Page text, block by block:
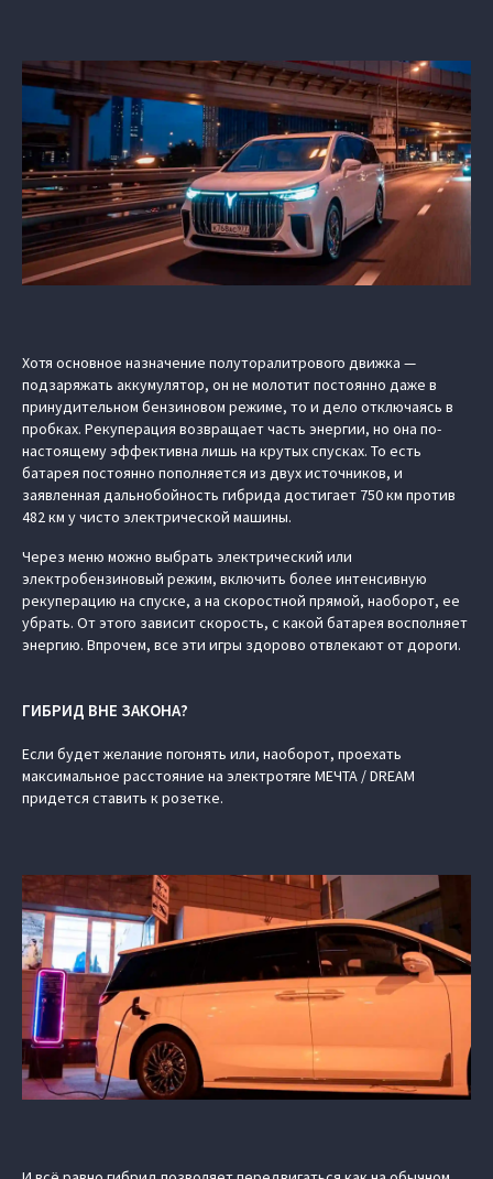
Хотя основное назначение полуторалитрового движка —
подзаряжать аккумулятор, он не молотит постоянно даже в
принудительном бензиновом режиме, то и дело отключаясь в
пробках. Рекуперация возвращает часть энергии, но она по-
настоящему эффективна лишь на крутых спусках. То есть
батарея постоянно пополняется из двух источников, и
заявленная дальнобойность гибрида достигает 750 км против
482 км у чисто электрической машины.
Через меню можно выбрать электрический или
электробензиновый режим, включить более интенсивную
рекуперацию на спуске, а на скоростной прямой, наоборот, ее
убрать. От этого зависит скорость, с какой батарея восполняет
энергию. Впрочем, все эти игры здорово отвлекают от дороги.
ГИБРИД ВНЕ ЗАКОНА?
Если будет желание погонять или, наоборот, проехать
максимальное расстояние на электротяге МЕЧТА / DREAM
придется ставить к розетке.